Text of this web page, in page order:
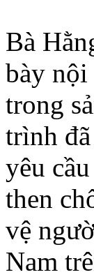
Bà
bày nội
trong
trình
yêu
then
vệ
Nam